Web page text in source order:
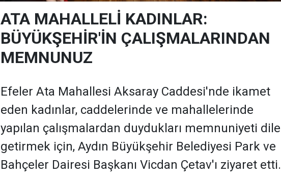
ATA MAHALLELİ KADINLAR:
BÜYÜKŞEHİR'İN ÇALIŞMALARINDAN
MEMNUNUZ
Efeler Ata Mahallesi Aksaray Caddesi'nde ikamet
eden kadınlar, caddelerinde ve mahallelerinde
yapılan çalışmalardan duydukları memnuniyeti dile
getirmek için, Aydın Büyükşehir Belediyesi Park ve
Bahçeler Dairesi Başkanı Vicdan Çetav'ı ziyaret etti.